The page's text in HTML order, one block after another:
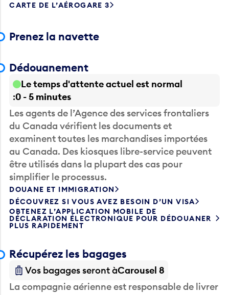
CARTE DE L’AÉROGARE 3
Prenez la navette
Dédouanement
Le temps d'attente actuel est normal
0 - 5 minutes
Les agents de l’Agence des services frontaliers
du Canada vérifient les documents et
examinent toutes les marchandises importées
au Canada. Des kiosques libre-service peuvent
être utilisés dans la plupart des cas pour
simplifier le processus.
DOUANE ET IMMIGRATION
DÉCOUVREZ SI VOUS AVEZ BESOIN D’UN VISA
OBTENEZ L’APPLICATION MOBILE DE
DÉCLARATION ÉLECTRONIQUE POUR DÉDOUANER
PLUS RAPIDEMENT
Récupérez les bagages
Vos bagages seront àCarousel 8
La compagnie aérienne est responsable de livrer